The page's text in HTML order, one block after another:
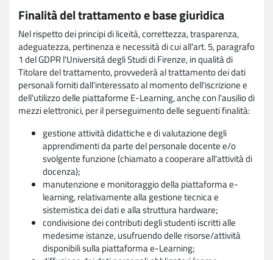
Finalità del trattamento e base giuridica
Nel rispetto dei principi di liceità, correttezza, trasparenza,
adeguatezza, pertinenza e necessità di cui all'art. 5, paragrafo
1 del GDPR l'Università degli Studi di Firenze, in qualità di
Titolare del trattamento, provvederà al trattamento dei dati
personali forniti dall'interessato al momento dell'iscrizione e
dell'utilizzo delle piattaforme E-Learning, anche con l'ausilio di
mezzi elettronici, per il perseguimento delle seguenti finalità:
gestione attività didattiche e di valutazione degli
apprendimenti da parte del personale docente e/o
svolgente funzione (chiamato a cooperare all'attività di
docenza);
manutenzione e monitoraggio della piattaforma e-
learning, relativamente alla gestione tecnica e
sistemistica dei dati e alla struttura hardware;
condivisione dei contributi degli studenti iscritti alle
medesime istanze, usufruendo delle risorse/attività
disponibili sulla piattaforma e-Learning;